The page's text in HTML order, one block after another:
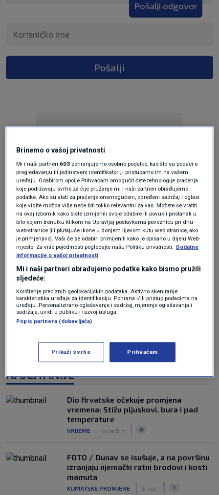
Pošalji odgovor
Pošalji
Oglas
Oglas
NAJČITANIJE
Dio Hrvatske očekuje promjena
vremena: Stižu pljuskovi, bura i pad
temperature
VRIJEME prije 8 h 0
FOTO / Dunav se isušuje, a na površinu
izranjaju njemački ratni brodovi i kosti
mamuta
KLIMATSKE PROMJENE 5. kol. 1
Brinemo o vašoj privatnosti
Mi i naši partneri 603 pohranjujemo osobne podatke, kao što su podaci o
pregledavanju ili jedinstveni identifikatori, i pristupamo im na vašem
uređaju. Odabirom opcije Prihvaćam omogućit ćete tehnologije praćenja
koje podržavaju svrhe za čije pružanje mi i naši partneri obrađujemo
podatke. Ako su alati za praćenje onemogućeni, određeni sadržaj i oglasi
koje vidite možda više neće biti toliko relevantni za vas. Možete se vratiti
na ovaj izbornik kako biste izmijenili svoje odabire ili povukli pristanak u
bilo kojem trenutku klikom na Upravljaj postavkama poveznicu pri dnu
web-stranice [ili plutajuće ikone u donjem lijevom kutu web stranice, ako
je primjenjivo]. Vaši će se odabiri primijeniti kako je opisano u dijelu Web-
mjesto. Za više pojedinosti pogledajte našu Politiku privatnosti.
Dodatne
informacije o vašoj privatnosti
Mi i naši partneri obrađujemo podatke kako bismo pružili
sljedeće:
Korištenje preciznih geolokacijskih podataka. Aktivno skeniranje
karakteristika uređaja za identifikaciju. Pohrana i/ili pristup podacima na
uređaju. Personalizirano oglašavanje i sadržaj, mjerenje oglašavanja i
sadržaja, uvidi u publiku i razvoj usluga.
Popis partnera (dobavljača)
Prikaži svrhe Prihvaćam